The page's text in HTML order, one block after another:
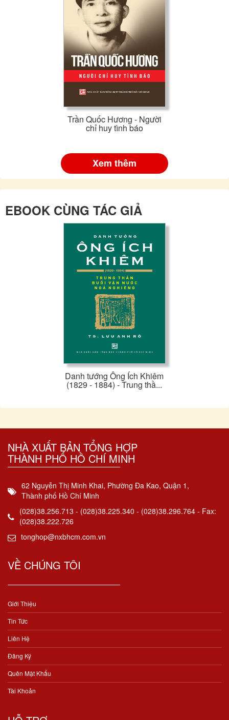
Trần Quốc Hương - Người
chỉ huy tình báo
Xem thêm
EBOOK CÙNG TÁC GIẢ
Danh tướng Ông Ích Khiêm
(1829 - 1884) - Trung thầ...
NHÀ XUẤT BẢN TỔNG HỢP
THÀNH PHỐ HỒ CHÍ MINH
62 Nguyễn Thị Minh Khai, Phường Đa Kao, Quận 1,
Thành phố Hồ Chí Minh
(028)38.256.713 - (028)38.225.340 - (028)38.296.764 - Fax:
(028)38.222.726
tonghop@nxbhcm.com.vn
VỀ CHÚNG TÔI
Giới Thiệu
Tin Tức
Liên Hệ
Đăng Ký
Quên Mật Khẩu
Tài Khoản